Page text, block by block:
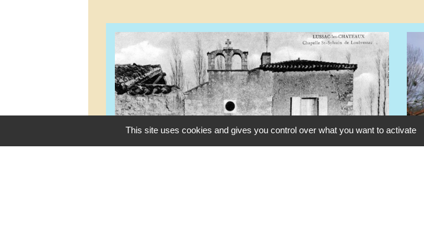
This site uses cookies and gives you control over what you want to activate